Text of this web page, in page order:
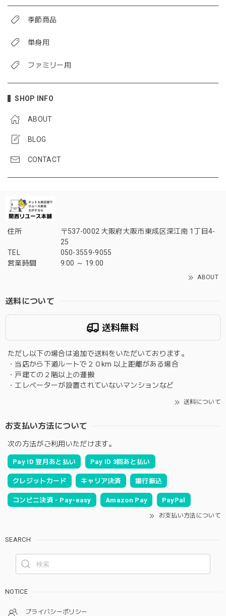
季節商品
単身用
ファミリー用
SHOP INFO
ABOUT
BLOG
CONTACT
住所
〒537-0002 大阪府大阪市東成区深江南 1丁目4-
25
TEL
050-3559-9055
営業時間
9:00 ～ 19:00
ABOUT
送料について
送料無料
ただし以下の場合は追加で送料をいただいております。
・当店から下道ルートで２０km 以上距離がある場合
・戸建ての２階以上の運搬
・エレベーターが設置されていないマンションなど
送料について
お支払い方法について
次の方法がご利用いただけます。
Pay ID 翌月あと払い Pay ID 3回あと払い
クレジットカード キャリア決済 銀行振込
コンビニ決済・Pay-easy Amazon Pay PayPal
お支払い方法について
SEARCH
NOTICE
プライバシーポリシー